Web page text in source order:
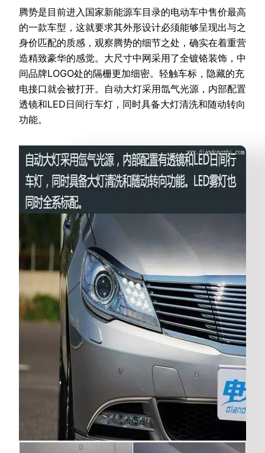
腾势是目前进入国家新能源车目录的电动车中售价最高
的一款车型，这就要求其外形设计必须能够呈现出与之
身价匹配的质感，观察腾势的细节之处，确实在着重营
造精致豪华的感觉。大尺寸中网采用了全镀铬装饰，中
间品牌LOGO处的隔栅更加细密。轻触车标，隐藏的充
电接口就会被打开。自动大灯采用氙气光源，内部配置
透镜和LED日间行车灯，同时具备大灯清洗和随动转向
功能。